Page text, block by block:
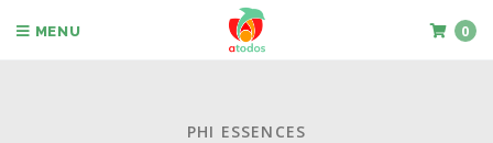
MENU 0
PHI ESSENCES